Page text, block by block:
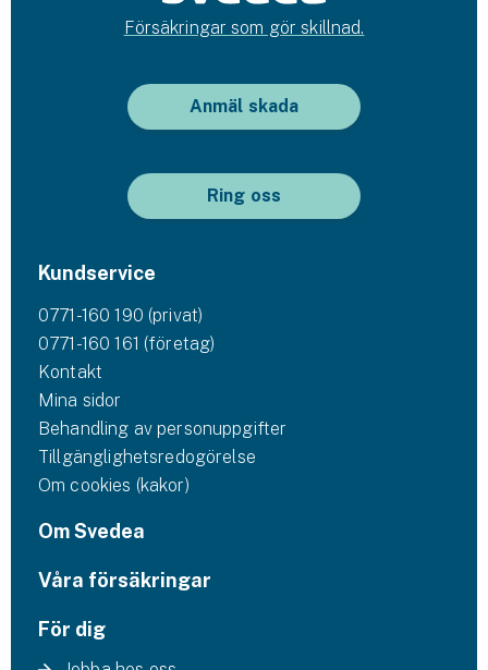
Försäkringar som gör skillnad.
Anmäl skada
Ring oss
Kundservice
0771-160 190 (privat)
0771-160 161 (företag)
Kontakt
Mina sidor
Behandling av personuppgifter
Tillgänglighetsredogörelse
Om cookies (kakor)
Om Svedea
Våra försäkringar
För dig